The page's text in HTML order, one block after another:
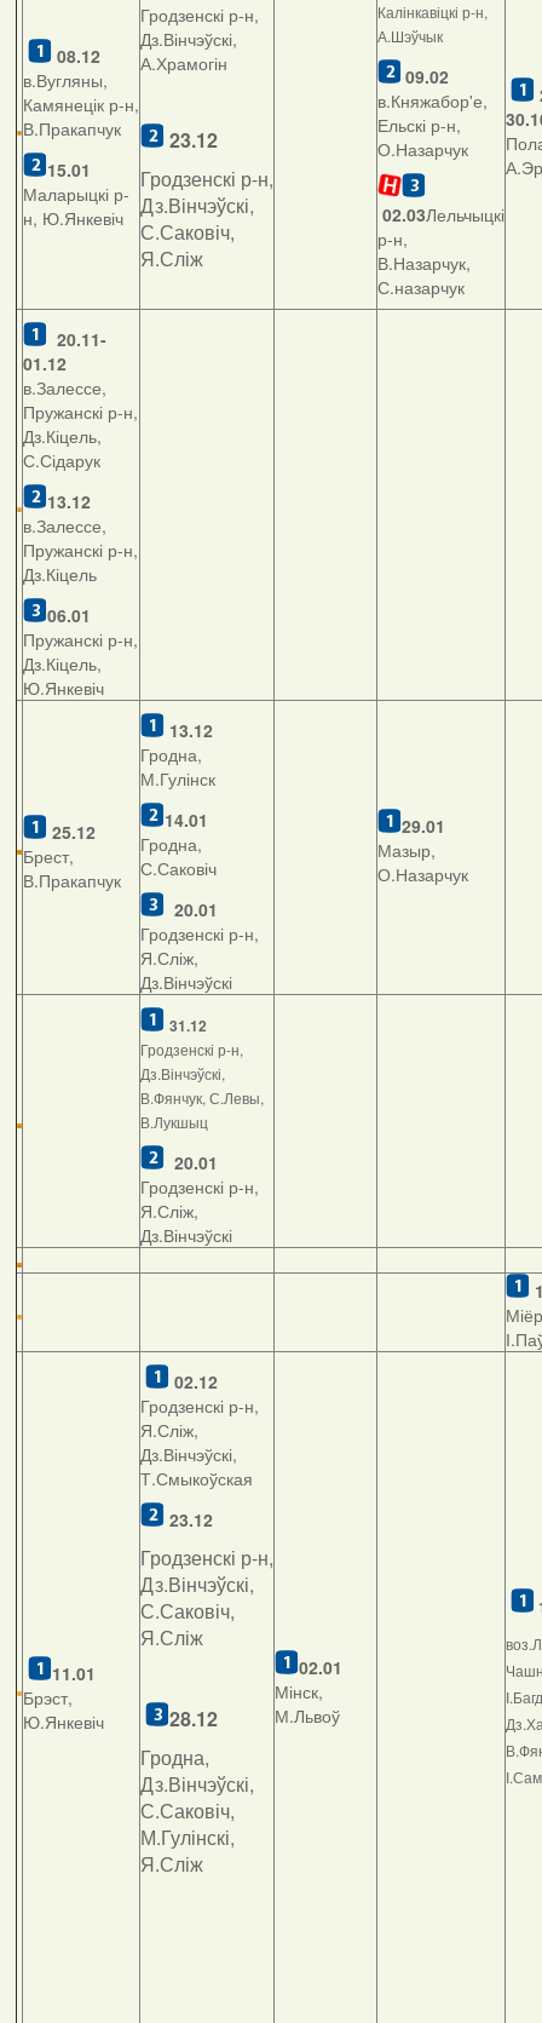
08.12
в.Вугляны,
Камянецік р-н,
В.Пракапчук
15.01
Маларыцкі р-
н, Ю.Янкевіч
Гродзенскі р-н,
Дз.Вінчэўскі,
А.Храмогін
23.12
Гродзенскі р-н,
Дз.Вінчэўскі,
С.Саковіч,
Я.Сліж
Калінкавіцкі р-н,
А.Шэўчык
09.02
в.Княжабор'е,
Ельскі р-н,
О.Назарчук
02.03Лельчыцкі
р-н,
В.Назарчук,
С.назарчук
20.11-
01.12
в.Залессе,
Пружанскі р-н,
Дз.Кіцель,
С.Сідарук
13.12
в.Залессе,
Пружанскі р-н,
Дз.Кіцель
06.01
Пружанскі р-н,
Дз.Кіцель,
Ю.Янкевіч
25.12
Брест,
В.Пракапчук
13.12
Гродна,
М.Гулінск
14.01
Гродна,
С.Саковіч
20.01
Гродзенскі р-н,
Я.Сліж,
Дз.Вінчэўскі
29.01
Мазыр,
О.Назарчук
31.12
Гродзенскі р-н,
Дз.Вінчэўскі,
В.Фянчук, С.Левы,
В.Лукшыц
20.01
Гродзенскі р-н,
Я.Сліж,
Дз.Вінчэўскі
11.01
Брэст,
Ю.Янкевіч
02.12
Гродзенскі р-н,
Я.Сліж,
Дз.Вінчэўскі,
Т.Смыкоўская
23.12
Гродзенскі р-н,
Дз.Вінчэўскі,
С.Саковіч,
Я.Сліж
28.12
Гродна,
Дз.Вінчэўскі,
С.Саковіч,
М.Гулінскі,
Я.Сліж
02.01
Мінск,
М.Львоў